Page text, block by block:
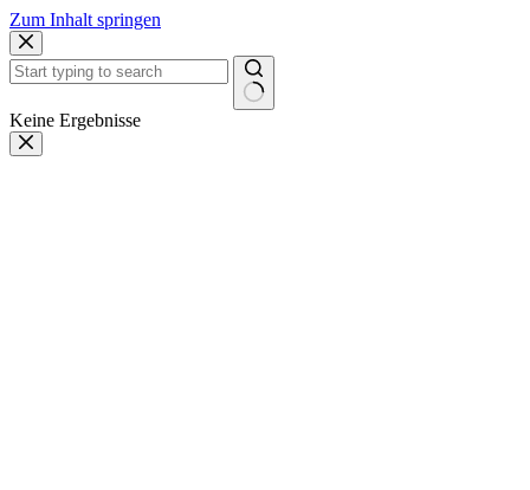
Zum Inhalt springen
Keine Ergebnisse